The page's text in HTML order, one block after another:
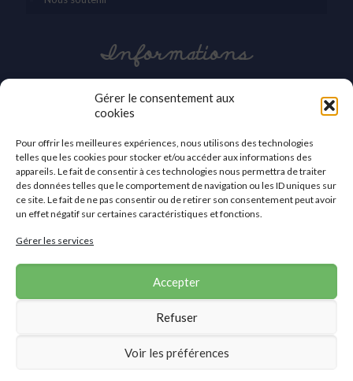
Gérer le consentement aux
cookies
Pour offrir les meilleures expériences, nous utilisons des technologies
telles que les cookies pour stocker et/ou accéder aux informations des
appareils. Le fait de consentir à ces technologies nous permettra de traiter
des données telles que le comportement de navigation ou les ID uniques sur
ce site. Le fait de ne pas consentir ou de retirer son consentement peut avoir
un effet négatif sur certaines caractéristiques et fonctions.
Gérer les services
Accepter
Refuser
Voir les préférences
Informations
03 27 42 86 30
APEI du Valenciennois
2a, avenue des Sports
59410 Anzin
Nous contacter
Mentions légales |Politique de confidentialité